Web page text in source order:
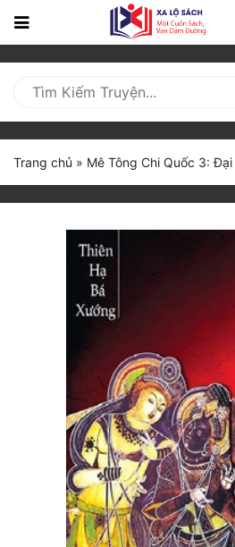
Trang
Mới
Cập
Nhật
(current)
Truyện Convert
Truyện Dịch
Trang chủ » Mê Tông Chi Quốc 3: